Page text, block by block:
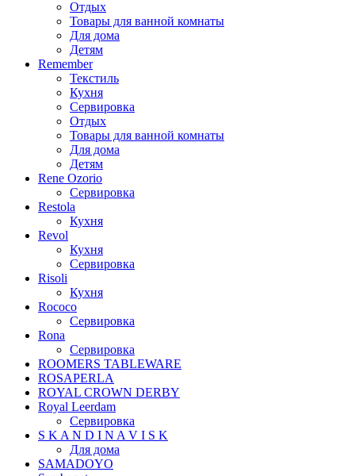
Отдых
Товары для ванной комнаты
Для дома
Детям
Remember
Текстиль
Кухня
Сервировка
Отдых
Товары для ванной комнаты
Для дома
Детям
Rene Ozorio
Сервировка
Restola
Кухня
Revol
Кухня
Сервировка
Risoli
Кухня
Rococo
Сервировка
Rona
Сервировка
ROOMERS TABLEWARE
ROSAPERLA
ROYAL CROWN DERBY
Royal Leerdam
Сервировка
S K A N D I N A V I S K
Для дома
SAMADOYO